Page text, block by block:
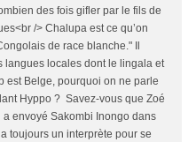
des fois gifler par le fils de
/> Chalupa est ce qu’on
de race blanche." Il
langues locales dont le lingala et
Belge, pourquoi on ne parle
Hyppo ? Savez-vous que Zoé
envoyé Sakombi Inongo dans
toujours un interprète pour se